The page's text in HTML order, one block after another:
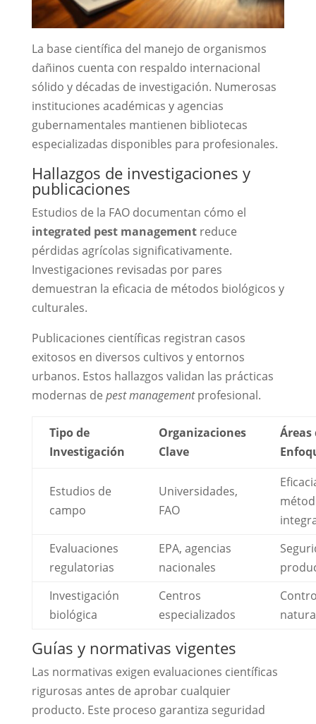
La base científica del manejo de organismos
dañinos cuenta con respaldo internacional
sólido y décadas de investigación. Numerosas
instituciones académicas y agencias
gubernamentales mantienen bibliotecas
especializadas disponibles para profesionales.
Hallazgos de investigaciones y
publicaciones
Estudios de la FAO documentan cómo el
integrated pest managementreduce
pérdidas agrícolas significativamente.
Investigaciones revisadas por pares
demuestran la eficacia de métodos biológicos y
culturales.
Publicaciones científicas registran casos
exitosos en diversos cultivos y entornos
urbanos. Estos hallazgos validan las prácticas
modernas de pest managementprofesional.
Tipo de
Investigación
Organizaciones
Clave
Áreas
Estudios de
campo
Universidades,
FAO
Evaluaciones
regulatorias
EPA, agencias
nacionales
Investigación
biológica
Centros
especializados
Guías y normativas vigentes
Las normativas exigen evaluaciones científicas
rigurosas antes de aprobar cualquier
producto. Este proceso garantiza seguridad